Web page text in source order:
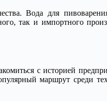
Вода для
так и импортного
с историей
маршрут среди